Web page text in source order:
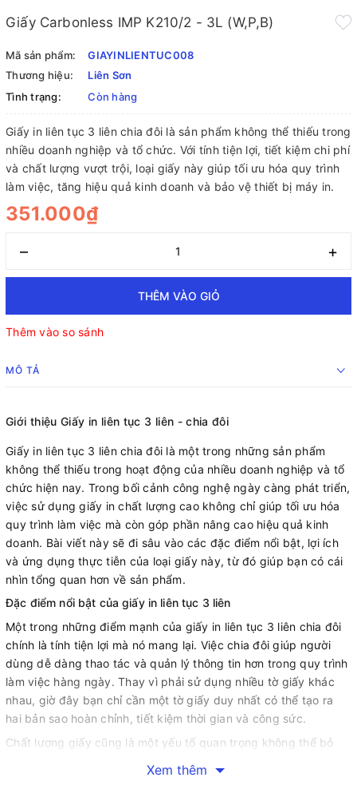
Giấy Carbonless IMP K210/2 - 3L (W,P,B)
Mã sản phẩm:
GIAYINLIENTUC008
Thương hiệu:
Liên Sơn
Tình trạng:
Còn hàng
Giấy in liên tục 3 liên chia đôi là sản phẩm không thể thiếu trong
nhiều doanh nghiệp và tổ chức. Với tính tiện lợi, tiết kiệm chi phí
và chất lượng vượt trội, loại giấy này giúp tối ưu hóa quy trình
làm việc, tăng hiệu quả kinh doanh và bảo vệ thiết bị máy in.
351.000₫
– +
THÊM VÀO GIỎ
Thêm vào so sánh
MÔ TẢ
Giới thiệu Giấy in liên tục 3 liên - chia đôi
Giấy in liên tục 3 liên chia đôi là một trong những sản phẩm
không thể thiếu trong hoạt động của nhiều doanh nghiệp và tổ
chức hiện nay. Trong bối cảnh công nghệ ngày càng phát triển,
việc sử dụng giấy in chất lượng cao không chỉ giúp tối ưu hóa
quy trình làm việc mà còn góp phần nâng cao hiệu quả kinh
doanh. Bài viết này sẽ đi sâu vào các đặc điểm nổi bật, lợi ích
và ứng dụng thực tiễn của loại giấy này, từ đó giúp bạn có cái
nhìn tổng quan hơn về sản phẩm.
Đặc điểm nổi bật của giấy in liên tục 3 liên
Một trong những điểm mạnh của giấy in liên tục 3 liên chia đôi
chính là tính tiện lợi mà nó mang lại. Việc chia đôi giúp người
dùng dễ dàng thao tác và quản lý thông tin hơn trong quy trình
làm việc hàng ngày. Thay vì phải sử dụng nhiều tờ giấy khác
nhau, giờ đây bạn chỉ cần một tờ giấy duy nhất có thể tạo ra
hai bản sao hoàn chỉnh, tiết kiệm thời gian và công sức.
Chất lượng giấy cũng là một yếu tố quan trọng không thể bỏ
chỉ đảm bảo độ sắc nét của bản in mà còn hạn chế bụi giấy, từ
Xem thêm